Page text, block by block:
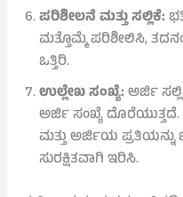
ಪರಿಶೀಲನೆ ಮತ್ತು ಸಲ್ಲಿಕೆ:
ಮತ್ತೊಮ್ಮೆ ಪರಿಶೀಲಿಸಿ,
ಒತ್ತಿರಿ.
ಉಲ್ಲೇಖ ಸಂಖ್ಯೆ:ಅರ್ಜಿ
ಅರ್ಜಿ ಸಂಖ್ಯೆ ದೊರೆಯುತ್ತದೆ.
ಮತ್ತು ಅರ್ಜಿಯ ಪ್ರತಿಯನ್ನು
ಸುರಕ್ಷಿತವಾಗಿ ಇರಿಸಿ.